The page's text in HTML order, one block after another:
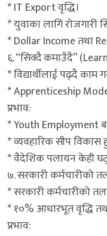
* IT Export वृद्धि।
* युवाका लागि रोजगारी
* Dollar Income तथा
६. “सिक्दै कमाउँदै”
* विद्यार्थीलाई पढ्दै काम
* Apprenticeship
प्रभाव:
* Youth Employment
* व्यवहारिक सीप विकास
* वैदेशिक पलायन केही
७. सरकारी कर्मचारीको
* सरकारी कर्मचारीको
* १०% आधारभूत वृद्धि
प्रभाव: